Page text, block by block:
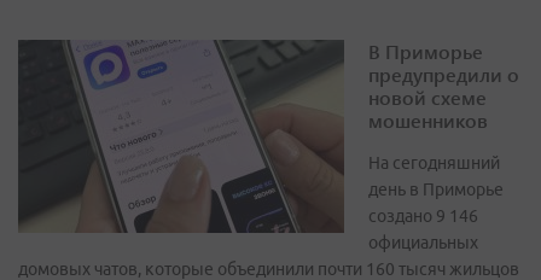
В Приморье
предупредили о
новой схеме
мошенников
На сегодняшний
день в Приморье
создано 9 146
официальных
домовых чатов, которые объединили почти 160 тысяч жильцов